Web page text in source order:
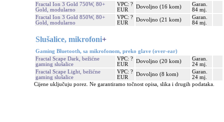
Fractal Ion 3 Gold 750W, 80+
Gold, modularno
VPC: ?
EUR
Dovoljno (16 kom)
Garan.
84 mj.
Fractal Ion 3 Gold 850W, 80+
Gold, modularno
VPC: ?
EUR
Dovoljno (21 kom)
Garan.
84 mj.
Slušalice, mikrofoni+
Gaming Bluetooth, sa mikrofonom, preko glave (over-ear)
Fractal Scape Dark, bežićne
gaming slušalice
VPC: ?
EUR
Dovoljno (20 kom)
Garan.
24 mj.
Fractal Scape Light, bežićne
gaming slušalice
VPC: ?
EUR
Dovoljno (8 kom)
Garan.
24 mj.
Cijene uključuju porez. Ne garantiramo točnost opisa, slika i drugih podataka.